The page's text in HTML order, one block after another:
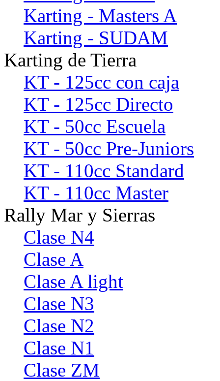
Karting - Masters A
Karting - SUDAM
Karting de Tierra
KT - 125cc con caja
KT - 125cc Directo
KT - 50cc Escuela
KT - 50cc Pre-Juniors
KT - 110cc Standard
KT - 110cc Master
Rally Mar y Sierras
Clase N4
Clase A
Clase A light
Clase N3
Clase N2
Clase N1
Clase ZM